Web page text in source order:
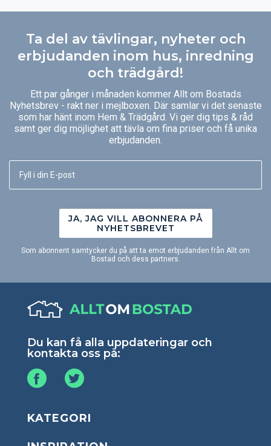
Ta del av tävlingar, nyheter och
erbjudanden inom hus, inredning
och trädgård!
Ett par gånger i månaden kommer Allt om Bostads
Nyhetsbrev - rakt ner i mejlboxen. Där samlar vi det senaste
som har hänt inom Hem & Trädgård. Vi ger dig tips & råd
samt ger dig möjlighet att tävla om fina priser och få unika
erbjudanden.
JA, JAG VILL ABONNERA PÅ
NYHETSBREVET
Som abonnent samtycker du på att ta emot erbjudanden från Allt om
Bostad och dess partners.
Du kan få alla uppdateringar och
kontakta oss på:
KATEGORI